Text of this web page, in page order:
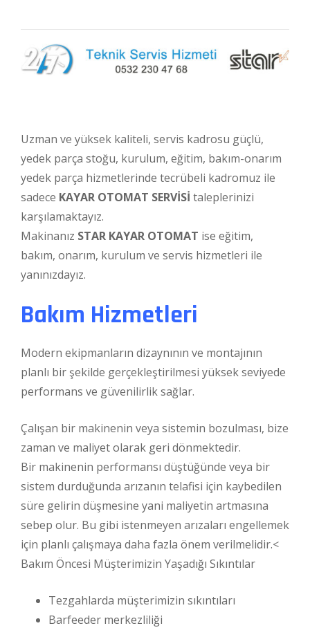
Uzman ve yüksek kaliteli, servis kadrosu güçlü,
yedek parça stoğu, kurulum, eğitim, bakım-onarım
yedek parça hizmetlerinde tecrübeli kadromuz ile
sadece KAYAR OTOMAT SERVİSİ taleplerinizi
karşılamaktayız.
Makinanız STAR KAYAR OTOMAT ise eğitim,
bakım, onarım, kurulum ve servis hizmetleri ile
yanınızdayız.
Bakım Hizmetleri
Modern ekipmanların dizaynının ve montajının
planlı bir şekilde gerçekleştirilmesi yüksek seviyede
performans ve güvenilirlik sağlar.
Çalışan bir makinenin veya sistemin bozulması, bize
zaman ve maliyet olarak geri dönmektedir.
Bir makinenin performansı düştüğünde veya bir
sistem durduğunda arızanın telafisi için kaybedilen
süre gelirin düşmesine yani maliyetin artmasına
sebep olur. Bu gibi istenmeyen arızaları engellemek
için planlı çalışmaya daha fazla önem verilmelidir.<
Bakım Öncesi Müşterimizin Yaşadığı Sıkıntılar
Tezgahlarda müşterimizin sıkıntıları
Barfeeder merkezliliği